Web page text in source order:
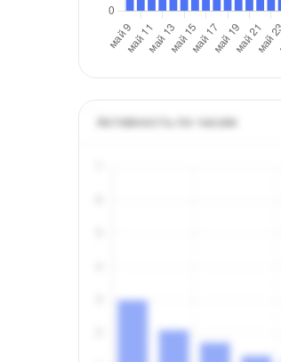
Активность по часам